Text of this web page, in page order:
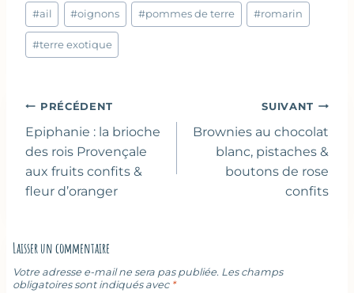
Étiquettes
de
la
#ail #oignons #pommes de terre #romarin
#terre exotique
Navigation
de
l’article
PRÉCÉDENT
Epiphanie : la brioche
des rois Provençale
aux fruits confits &
fleur d’oranger
SUIVANT
Brownies au chocolat
blanc, pistaches &
boutons de rose
confits
Laisser un commentaire
Votre adresse e-mail ne sera pas publiée. Les champs
obligatoires sont indiqués avec *